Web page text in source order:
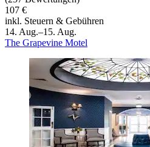
107 €
inkl. Steuern & Gebühren
14. Aug.–15. Aug.
The Grapevine Motel